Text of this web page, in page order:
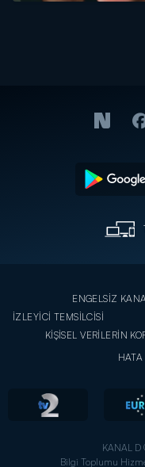
ENGELSİZ
İZLEYİCİ TEMSİLCİSİ
KİŞİSEL VERİLERİN
KANAL D
Bilgi Toplumu